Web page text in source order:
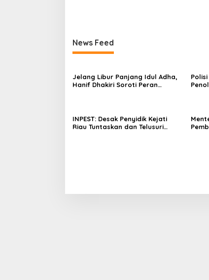
News Feed
Jelang Libur Panjang Idul Adha,
Hanif Dhakiri Soroti Peran
INPEST: Desak Penyidik Kejati
Riau Tuntaskan dan Telusuri